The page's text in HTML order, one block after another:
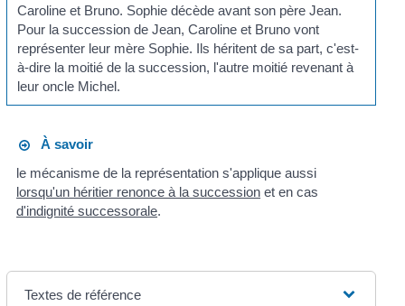
Caroline et Bruno. Sophie décède avant son père Jean.
Pour la succession de Jean, Caroline et Bruno vont
représenter leur mère Sophie. Ils héritent de sa part, c'est-
à-dire la moitié de la succession, l'autre moitié revenant à
leur oncle Michel.
À savoir
le mécanisme de la représentation s'applique aussi
lorsqu'un héritier renonce à la succession et en cas
d'indignité successorale.
Textes de référence